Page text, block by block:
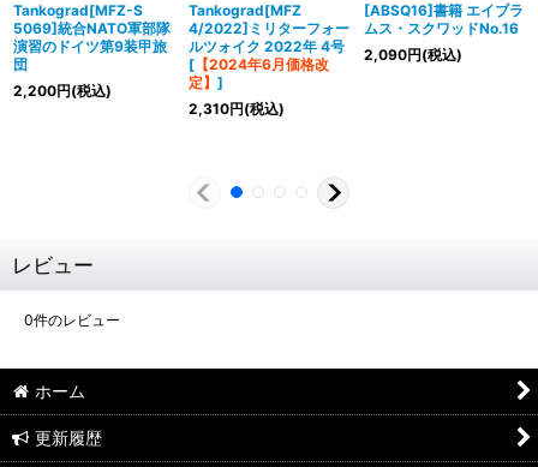
Tankograd[MFZ-S
5069]統合NATO軍部隊
演習のドイツ第9装甲旅
団
2,200円(税込)
Tankograd[MFZ
4/2022]ミリターフォー
ルツォイク 2022年 4号
[ 【2024年6月価格改
定】 ]
2,310円(税込)
[ABSQ16]書籍 エイブラ
ムス・スクワッドNo.16
2,090円(税込)
レビュー
0件のレビュー
ホーム
更新履歴